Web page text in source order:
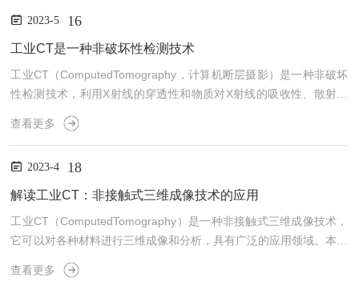
息。相比于传统的二维显像技术，显微CT具有明显的优势。首先，
它可以实现对复杂样品的内部结构进行三维可视化，从而提供更全面
2023-5 16
工业CT是一种非破坏性检测技术
工业CT（ComputedTomography，计算机断层摄影）是一种非破坏
性检测技术，利用X射线的穿透性和物质对X射线的吸收性、散射性
等差异进行三维成像。与常见的二维X射线成像相比，该产品可以获
得更多的信息，并且不会破坏被检测物体。在工业领域，工业CT广
们将以几个案例为例，深入了解该产品在现实生产中的应用。一、汽
车零部件检测汽车行业是工业CT最重要的应用领域之一。由于汽车
查看更多
2023-4 18
解读工业CT：非接触式三维成像技术的应用
工业CT（ComputedTomography）是一种非接触式三维成像技术，
它可以对各种材料进行三维成像和分析，具有广泛的应用领域。本文
将介绍该设备的用途、优点以及使用注意事项。一、用途1.质量检
测：可以检测各种材料的内部缺陷、结构、成分等信息，为产品的质
查看更多